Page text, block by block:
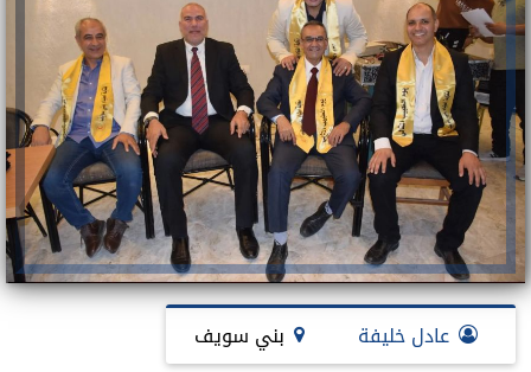
عادل خليفة بني سويف